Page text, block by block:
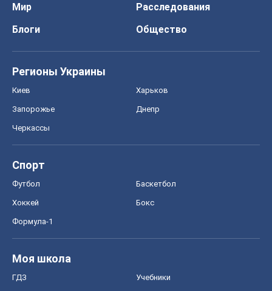
Мир
Расследования
Блоги
Общество
Регионы Украины
Киев Харьков
Запорожье Днепр
Черкассы
Спорт
Футбол Баскетбол
Хоккей Бокс
Формула-1
Моя школа
ГДЗ Учебники